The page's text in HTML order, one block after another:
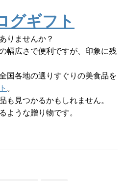
グギフト
りませんか？
幅広さで便利ですが、印象に残
国各地の選りすぐりの美食品を
。
も見つかるかもしれません。
ような贈り物です。